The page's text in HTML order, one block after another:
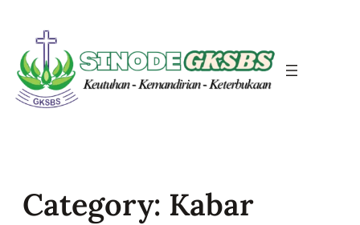
content
Category: Kabar